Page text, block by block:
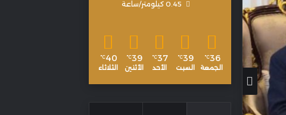
0.45 كيلومتر/ساعة
36
℃
الجمعة
39
℃
السبت
37
℃
الأحد
39
℃
الأثنين
40
℃
الثلاثاء